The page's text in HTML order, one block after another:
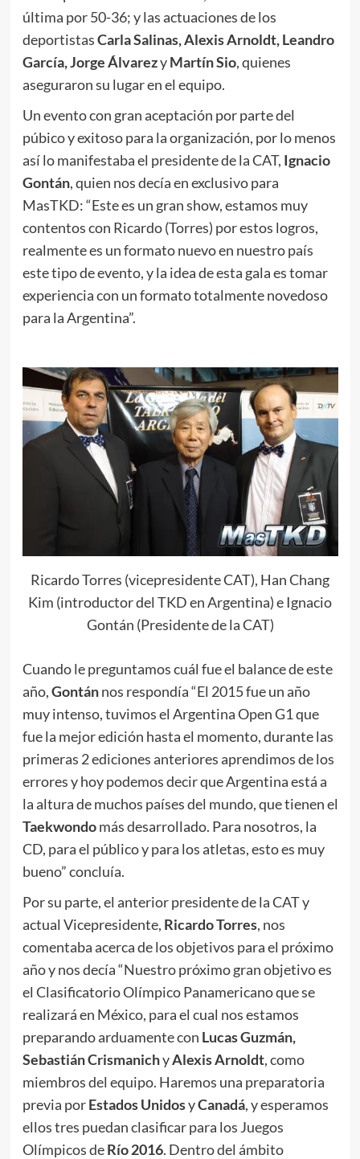
última por 50-36; y las actuaciones de los
deportistasCarla Salinas, Alexis Arnoldt, Leandro
García, Jorge ÁlvarezyMartín Sio, quienes
aseguraron su lugar en el equipo.
Un evento con gran aceptación por parte del
púbico y exitoso para la organización, por lo menos
así lo manifestaba el presidente de la CAT, Ignacio
Gontán, quien nos decía en exclusivo para
MasTKD: “Este es un gran show, estamos muy
contentos con Ricardo (Torres) por estos logros,
realmente es un formato nuevo en nuestro país
este tipo de evento, y la idea de esta gala es tomar
experiencia con un formato totalmente novedoso
para la Argentina”.
Ricardo Torres (vicepresidente CAT), Han Chang
Kim (introductor del TKD en Argentina) e Ignacio
Gontán (Presidente de la CAT)
Cuando le preguntamos cuál fue el balance de este
año,Gontánnos respondía “El 2015 fue un año
muy intenso, tuvimos el Argentina Open G1 que
fue la mejor edición hasta el momento, durante las
primeras 2 ediciones anteriores aprendimos de los
errores y hoy podemos decir que Argentina está a
la altura de muchos países del mundo, que tienen el
Taekwondomás desarrollado. Para nosotros, la
CD, para el público y para los atletas, esto es muy
bueno” concluía.
Por su parte, el anterior presidente de la CAT y
actual Vicepresidente, Ricardo Torres, nos
comentaba acerca de los objetivos para el próximo
año y nos decía “Nuestro próximo gran objetivo es
el Clasificatorio Olímpico Panamericano que se
realizará en México, para el cual nos estamos
preparando arduamente con Lucas Guzmán,
Sebastián CrismanichyAlexis Arnoldt, como
miembros del equipo. Haremos una preparatoria
previa porEstados UnidosyCanadá, y esperamos
ellos tres puedan clasificar para los Juegos
Olímpicos deRío 2016. Dentro del ámbito